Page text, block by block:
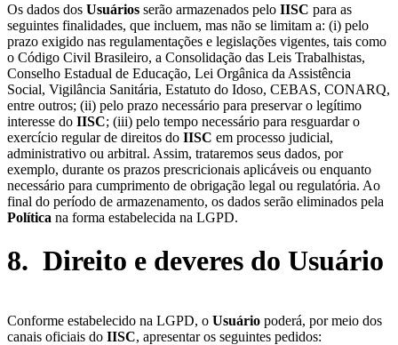
Os dados dos Usuários serão armazenados pelo IISC para as
seguintes finalidades, que incluem, mas não se limitam a: (i) pelo
prazo exigido nas regulamentações e legislações vigentes, tais como
o Código Civil Brasileiro, a Consolidação das Leis Trabalhistas,
Conselho Estadual de Educação, Lei Orgânica da Assistência
Social, Vigilância Sanitária, Estatuto do Idoso, CEBAS, CONARQ,
entre outros; (ii) pelo prazo necessário para preservar o legítimo
interesse do IISC; (iii) pelo tempo necessário para resguardar o
exercício regular de direitos do IISC em processo judicial,
administrativo ou arbitral. Assim, trataremos seus dados, por
exemplo, durante os prazos prescricionais aplicáveis ou enquanto
necessário para cumprimento de obrigação legal ou regulatória. Ao
final do período de armazenamento, os dados serão eliminados pela
Política na forma estabelecida na LGPD.
8. Direito e deveres do Usuário
Conforme estabelecido na LGPD, o Usuário poderá, por meio dos
canais oficiais do IISC, apresentar os seguintes pedidos: